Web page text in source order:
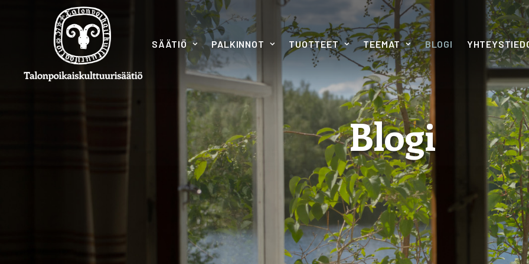
SÄÄTIÖ PALKINNOT TUOTTEET TEEMAT BLOGI
Blogi